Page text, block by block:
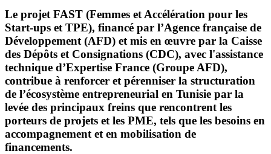
Le projet FAST (Femmes et Accélération pour les
Start-ups et TPE), financé par l’Agence française de
Développement (AFD) et mis en œuvre par la Caisse
des Dépôts et Consignations (CDC), avec l'assistance
technique d’Expertise France (Groupe AFD),
contribue à renforcer et pérenniser la structuration
de l’écosystème entrepreneurial en Tunisie par la
levée des principaux freins que rencontrent les
porteurs de projets et les PME, tels que les besoins en
accompagnement et en mobilisation de
financements.